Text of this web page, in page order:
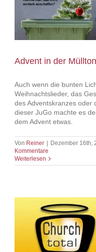
Advent in der
Auch wenn die bunten
Weihnachtslieder, das
des Adventskranzes oder
dieser JuGo machte es
dem Advent etwas.
Von Reiner | Dezember 16th,
Kommentare
Weiterlesen